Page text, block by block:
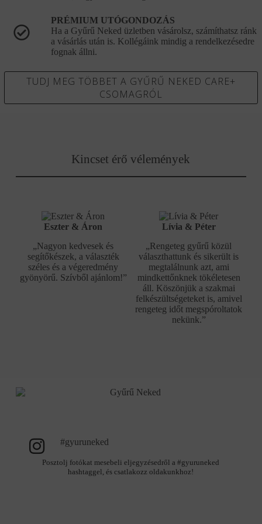
PRÉMIUM UTÓGONDOZÁS
Ha a Gyűrű Neked üzletben vásárolsz, számíthatsz ránk
a vásárlás után is. Kollégáink mindig a rendelkezésedre
fognak állni.
TUDJ MEG TÖBBET A GYŰRŰ NEKED CARE+
CSOMAGRÓL
Kincset érő vélemények
Eszter & Áron
„Nagyon kedvesek és
segítőkészek, a választék
széles és a végeredmény
gyönyörű. Szívből ajánlom!”
Lívia & Péter
„Rengeteg gyűrű közül
választhattunk és sikerült is
megtalálnunk azt, ami
mindkettőnknek tökéletesen
áll. Köszönjük a szakmai
felkészültségeteket is, amivel
rengeteg időt megspóroltatok
nekünk.”
#gyuruneked
Posztolj fotókat mesebeli eljegyzésedről a #gyuruneked
hashtaggel, és csatlakozz oldakunkhoz!